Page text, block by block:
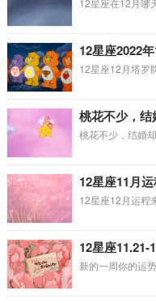
12星座在12月哪
12星座2022
12星座12月塔罗
桃花不少，
桃花不少，结婚
12星座11月
12星座12月运程
12星座11.21-
新的一周你的运